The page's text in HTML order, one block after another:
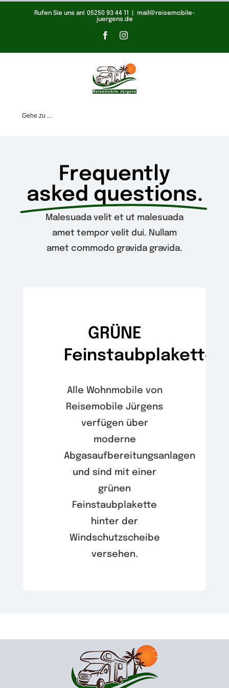
Rufen Sie uns an! 05250 93 44 11
mail@reisemobile-
juergens.de
FacebookInstagram
Gehe zu ...
Frequently
asked questions.
Malesuada velit et ut malesuada
amet tempor velit dui. Nullam
amet commodo gravida gravida.
GRÜNE
Feinstaubplakette
Alle Wohnmobile von
Reisemobile Jürgens
verfügen über
moderne
Abgasaufbereitungsanlagen
und sind mit einer
grünen
Feinstaubplakette
hinter der
Windschutzscheibe
versehen.